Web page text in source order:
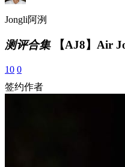
Jongli阿洌
测评合集【AJ8】Air
10 0
签约作者